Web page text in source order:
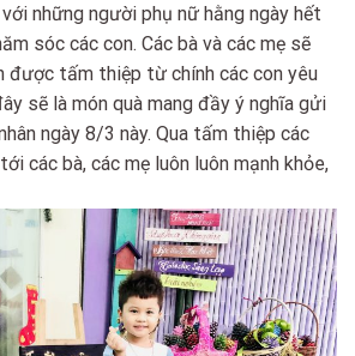
những người phụ nữ hằng ngày hết
sóc các con. Các bà và các mẹ sẽ
được tấm thiệp từ chính các con yêu
sẽ là món quà mang đầy ý nghĩa gửi
ngày 8/3 này. Qua tấm thiệp các
các bà, các mẹ luôn luôn mạnh khỏe,